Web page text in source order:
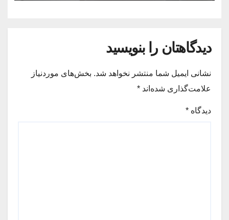
دیدگاهتان را بنویسید
نشانی ایمیل شما منتشر نخواهد شد. بخش‌های موردنیاز
علامت‌گذاری شده‌اند *
دیدگاه *